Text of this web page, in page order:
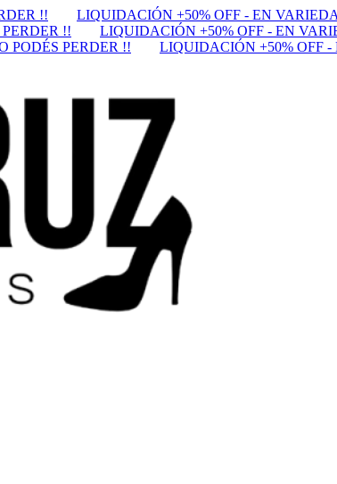
!!
LIQUIDACIÓN +50% OFF - EN
!!
LIQUIDACIÓN +50% OFF - EN
PODÉS PERDER !!
LIQUIDACIÓN +50% OFF